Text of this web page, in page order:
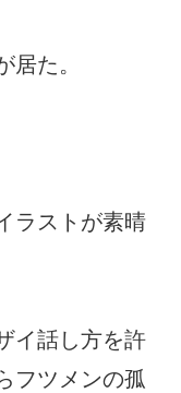
居た。
ラストが素晴
イ話し方を許
フツメンの孤